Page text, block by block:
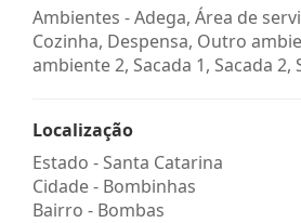
Ambientes - Adega, Área de
Cozinha, Despensa, Outro
ambiente 2, Sacada 1, Sacada 2,
Localização
Estado -Santa Catarina
Cidade - Bombinhas
Bairro - Bombas